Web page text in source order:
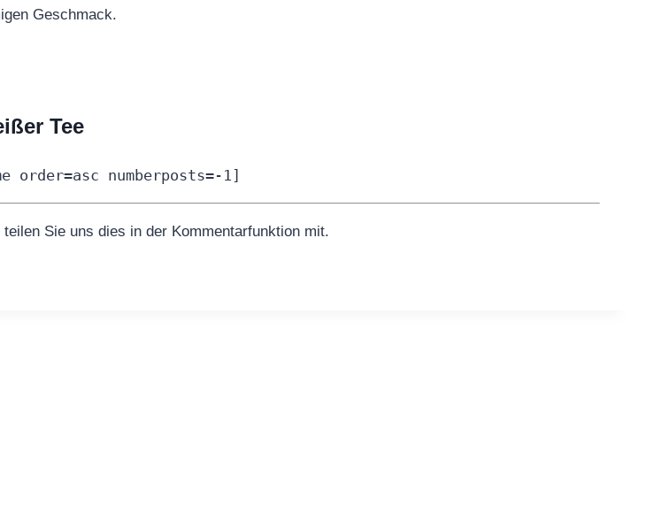
Geschmack.
Tee
order=asc numberposts=-1]
Sie uns dies in der Kommentarfunktion mit.